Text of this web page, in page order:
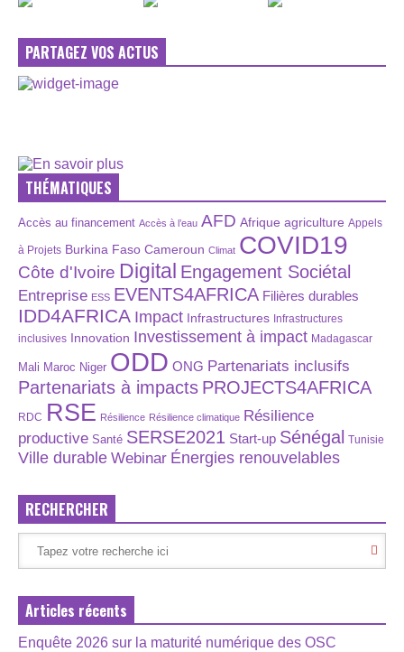
PARTAGEZ VOS ACTUS
THÉMATIQUES
Accès au financement Accès à l’eau AFD Afrique agriculture Appels
à Projets Burkina Faso Cameroun Climat COVID19
Côte d'Ivoire Digital Engagement Sociétal
Entreprise ESS EVENTS4AFRICA Filières durables
IDD4AFRICA Impact Infrastructures Infrastructures
inclusives Innovation Investissement à impact Madagascar
Mali Maroc Niger ODD ONG Partenariats inclusifs
Partenariats à impacts PROJECTS4AFRICA
RDC RSE Résilience Résilience climatique Résilience
productive Santé SERSE2021 Start-up Sénégal Tunisie
Ville durable Webinar Énergies renouvelables
RECHERCHER
Articles récents
Enquête 2026 sur la maturité numérique des OSC